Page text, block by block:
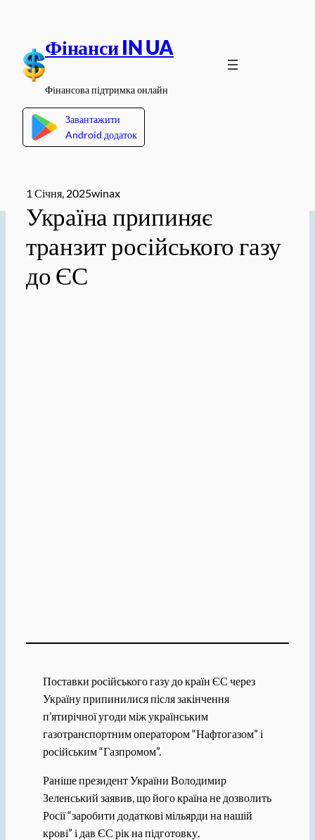
вмісту
Фінанси IN UA
Фінансова підтримка онлайн
Завантажити
Android додаток
1 Січня, 2025winax
Україна припиняє
транзит російського газу
до ЄС
Поставки російського газу до країн ЄС через
Україну припинилися після закінчення
п’ятирічної угоди між українським
газотранспортним оператором “Нафтогазом” і
російським “Газпромом”.
Раніше президент України Володимир
Зеленський заявив, що його країна не дозволить
Росії “заробити додаткові мільярди на нашій
крові” і дав ЄС рік на підготовку.